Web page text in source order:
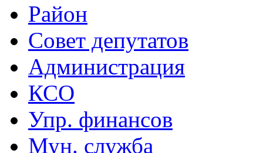
Район
Совет депутатов
Администрация
КСО
Упр. финансов
Мун. служба